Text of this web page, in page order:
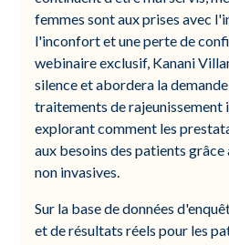
femmes sont aux prises avec
l'inconfort et une perte de
webinaire exclusif, Kanani
silence et abordera la
traitements de rajeunissement
explorant comment les
aux besoins des patients grâce
non invasives.
Sur la base de données
et de résultats réels pour les